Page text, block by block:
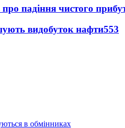
падіння чистого
видобуток нафти553